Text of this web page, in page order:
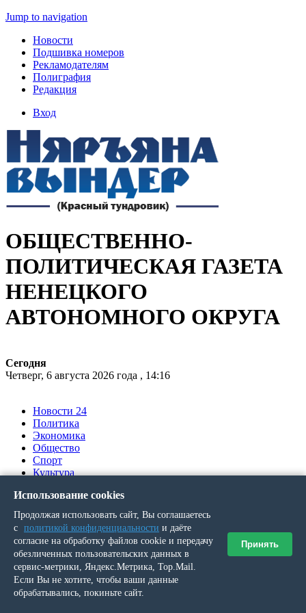
Jump to navigation
Новости
Подшивка номеров
Рекламодателям
Полиграфия
Редакция
Вход
ОБЩЕСТВЕННО-
ПОЛИТИЧЕСКАЯ ГАЗЕТА
НЕНЕЦКОГО
АВТОНОМНОГО ОКРУГА
Сегодня
Четверг, 6 августа 2026 года , 14:16
Новости 24
Политика
Экономика
Общество
Спорт
Культура
Ялумд’’
Вы здесь
Главная
Выпуск № 123 (21753) от 8 ноября 2025 г.
Использование cookies
Продолжая использовать сайт, Вы соглашаетесь
с политикой конфиденциальности и даёте
согласие на обработку файлов cookie и передачу
обезличенных пользовательских данных в
сервис-метрики, Яндекс.Метрика, Top.Mail.
Если Вы не хотите, чтобы ваши данные
обрабатывались, покиньте сайт.
Принять